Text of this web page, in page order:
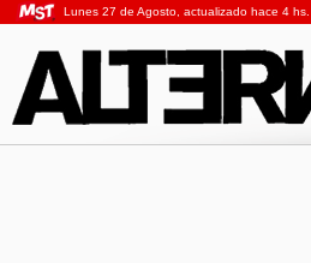
Lunes 27 de Agosto, actualizado hace 4 hs.